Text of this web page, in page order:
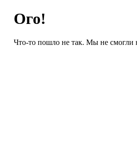
Ого!
Что-то пошло не так. Мы не смогли